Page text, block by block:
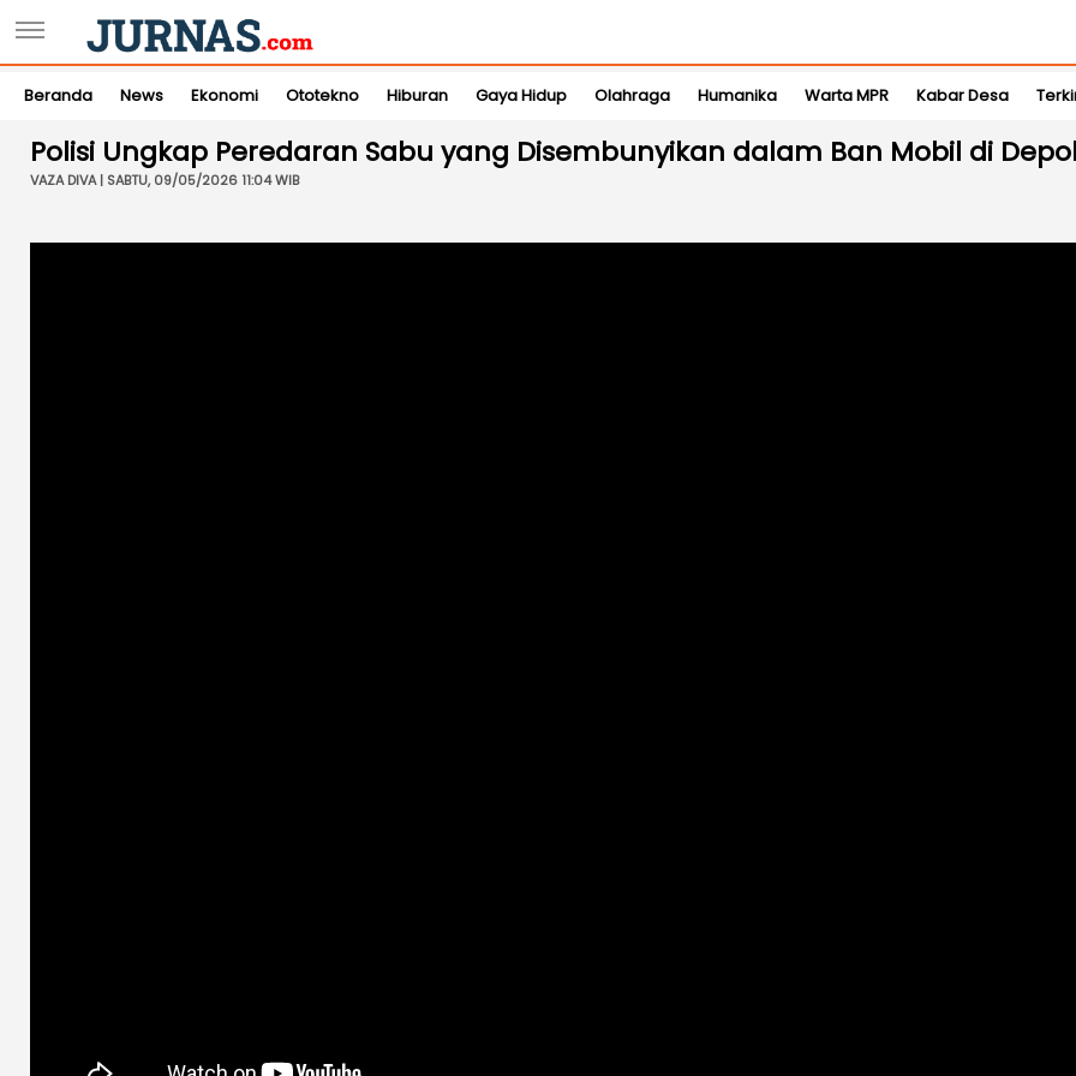
Beranda News Ekonomi Ototekno Hiburan Gaya Hidup Olahraga Humanika Warta MPR Kabar Desa
Polisi Ungkap Peredaran Sabu yang Disembunyikan dalam Ban Mobil di
VAZA DIVA | SABTU, 09/05/2026 11:04 WIB